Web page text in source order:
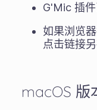
G'Mic 插
如果浏览
点击链接另
macOS 版